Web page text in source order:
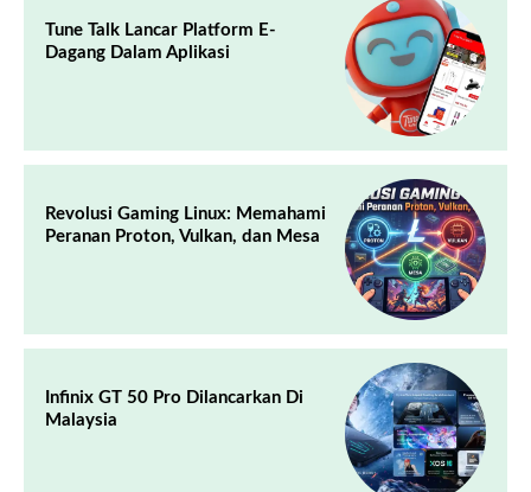
Tune Talk Lancar Platform E-
Dagang Dalam Aplikasi
Revolusi Gaming Linux: Memahami
Peranan Proton, Vulkan, dan Mesa
Infinix GT 50 Pro Dilancarkan Di
Malaysia